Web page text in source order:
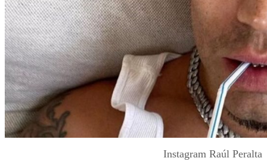
Instagram Raúl Peralta